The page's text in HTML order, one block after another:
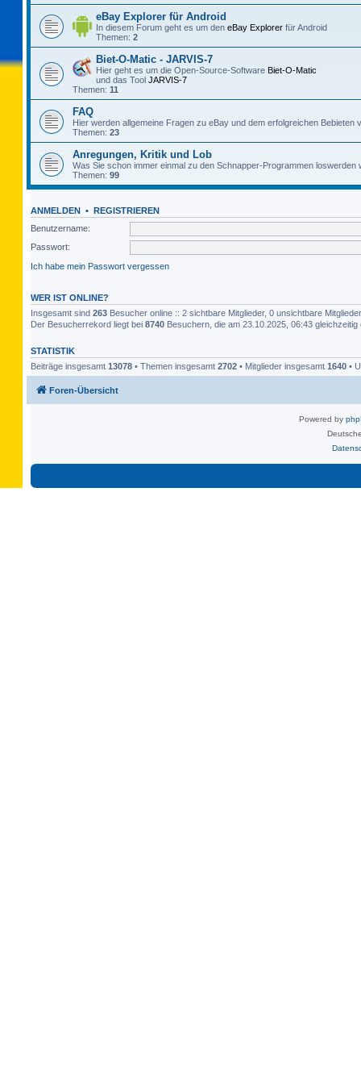
eBay Explorer für Android
In diesem Forum geht es um den eBay Explorer für Android
Themen: 2
Biet-O-Matic - JARVIS-7
Hier geht es um die Open-Source-Software Biet-O-Matic
und das Tool JARVIS-7
Themen: 11
FAQ
Hier werden allgemeine Fragen zu eBay und dem erfolgreichen Bebieten
Themen: 23
Anregungen, Kritik und Lob
Was Sie schon immer einmal zu den Schnapper-Programmen loswerden
Themen: 99
ANMELDEN • REGISTRIEREN
Benutzername:
Passwort:
Ich habe mein Passwort vergessen
WER IST ONLINE?
Insgesamt sind 263 Besucher online :: 2 sichtbare Mitglieder, 0 unsichtbare
Der Besucherrekord liegt bei 8740 Besuchern, die am 23.10.2025, 06:43 gleichzeitig
STATISTIK
Beiträge insgesamt 13078 • Themen insgesamt 2702 • Mitglieder insgesamt 1640 •
Foren-Übersicht
Powered by